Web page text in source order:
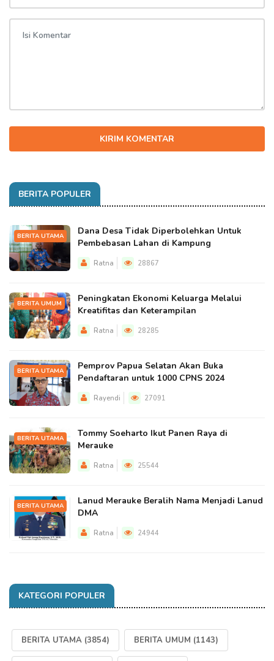
KIRIM KOMENTAR
BERITA POPULER
BERITA UTAMA
Dana Desa Tidak Diperbolehkan Untuk
Pembebasan Lahan di Kampung
Ratna 28867
BERITA UMUM
Peningkatan Ekonomi Keluarga Melalui
Kreatifitas dan Keterampilan
Ratna 28285
BERITA UTAMA
Pemprov Papua Selatan Akan Buka
Pendaftaran untuk 1000 CPNS 2024
Rayendi 27091
BERITA UTAMA
Tommy Soeharto Ikut Panen Raya di
Merauke
Ratna 25544
BERITA UTAMA
Lanud Merauke Beralih Nama Menjadi Lanud
DMA
Ratna 24944
KATEGORI POPULER
BERITA UTAMA (3854) BERITA UMUM (1143)